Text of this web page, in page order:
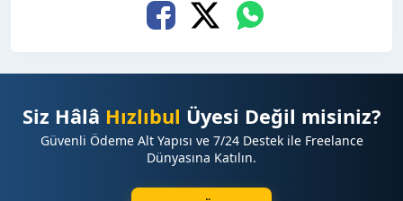
Siz Hâlâ Hızlıbul Üyesi Değil misiniz?
Güvenli Ödeme Alt Yapısı ve 7/24 Destek ile Freelance
Dünyasına Katılın.